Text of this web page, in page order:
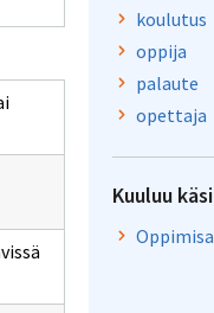
koulutus
oppija
palaute
opettaja
Kuuluu